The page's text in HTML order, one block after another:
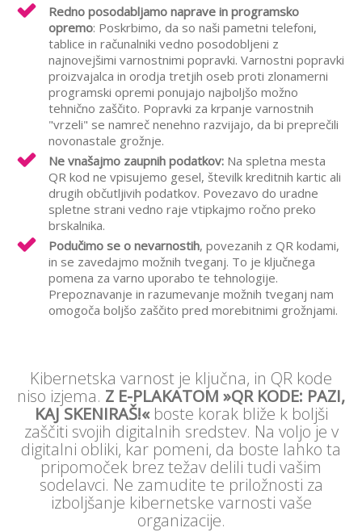
Redno posodabljamo naprave in programsko
opremo: Poskrbimo, da so naši pametni telefoni,
tablice in računalniki vedno posodobljeni z
najnovejšimi varnostnimi popravki. Varnostni popravki
proizvajalca in orodja tretjih oseb proti zlonamerni
programski opremi ponujajo najboljšo možno
tehnično zaščito. Popravki za krpanje varnostnih
"vrzeli" se namreč nenehno razvijajo, da bi preprečili
novonastale grožnje.
Ne vnašajmo zaupnih podatkov: Na spletna mesta
QR kod ne vpisujemo gesel, številk kreditnih kartic ali
drugih občutljivih podatkov. Povezavo do uradne
spletne strani vedno raje vtipkajmo ročno preko
brskalnika.
Podučimo se o nevarnostih, povezanih z QR kodami,
in se zavedajmo možnih tveganj. To je ključnega
pomena za varno uporabo te tehnologije.
Prepoznavanje in razumevanje možnih tveganj nam
omogoča boljšo zaščito pred morebitnimi grožnjami.
Kibernetska varnost je ključna, in QR kode
niso izjema. Z E-PLAKATOM »QR KODE: PAZI,
KAJ SKENIRAŠ!«boste korak bliže k boljši
zaščiti svojih digitalnih sredstev. Na voljo je v
digitalni obliki, kar pomeni, da boste lahko ta
pripomoček brez težav delili tudi vašim
sodelavci. Ne zamudite te priložnosti za
izboljšanje kibernetske varnosti vaše
organizacije.